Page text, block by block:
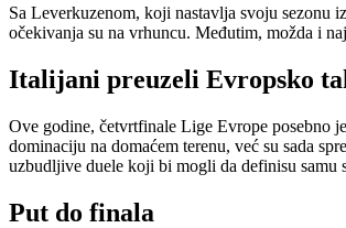
Sa Leverkuzenom, koji nastavlja svoju sezonu
očekivanja su na vrhuncu. Međutim, možda i
Italijani preuzeli Evropsko
Ove godine, četvrtfinale Lige Evrope posebno
dominaciju na domaćem terenu, već su sada
uzbudljive duele koji bi mogli da definisu samu
Put do finala